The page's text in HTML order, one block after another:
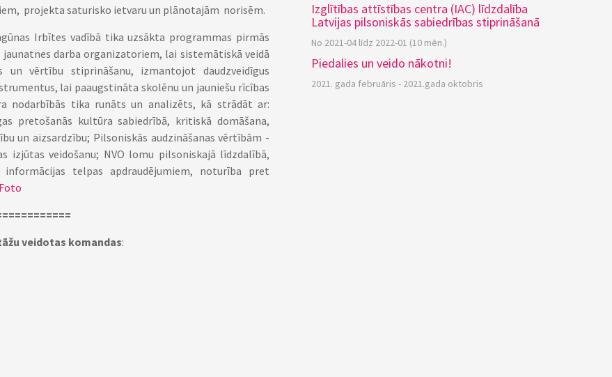
projekta saturisko ietvaru un plānotajām norisēm.
Irbītes vadībā tika uzsākta programmas pirmās
darba organizatoriem, lai sistemātiskā veidā
vērtību stiprināšanu, izmantojot daudzveidīgus
lai paaugstināta skolēnu un jauniešu rīcības
nodarbībās tika runāts un analizēts, kā strādāt ar:
pretošanās kultūra sabiedrībā, kritiskā domāšana,
un aizsardzību; Pilsoniskās audzināšanas vērtībām -
izjūtas veidošanu; NVO lomu pilsoniskajā līdzdalībā,
telpas apdraudējumiem, noturība pret
Foto
veidotas komandas:
Izglītības attīstības centra (IAC) līdzdalība
Latvijas pilsoniskās sabiedrības stiprināšanā
No 2021-04 līdz 2022-01 (10 mēn.)
Piedalies un veido nākotni!
2021. gada februāris - 2021.gada oktobris